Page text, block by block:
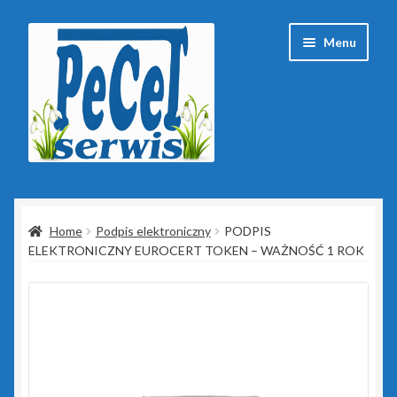
Przejdź
nawigacji
Przejdź
treści
Menu
Baza wiedzy
Client Portal
Home Podpis elektroniczny
PODPIS
ELEKTRONICZNY EUROCERT TOKEN – WAŻNOŚĆ 1 ROK